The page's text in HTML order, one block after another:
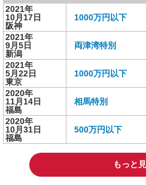
2021年
10月17日
阪神
1000万円以下
2021年
9月5日
新潟
両津湾特別
2021年
5月22日
東京
1000万円以下
2020年
11月14日
福島
相馬特別
2020年
10月31日
福島
500万円以下
もっと